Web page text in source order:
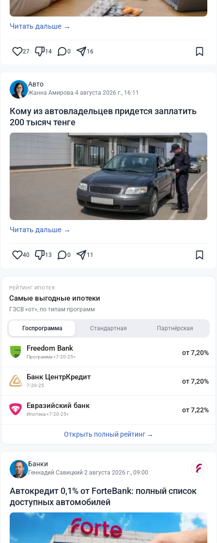
Читать дальше →
27 14 0 16
Авто
Жанна Амирова·4 августа 2026 г., 16:11
Кому из автовладельцев придется заплатить
200 тысяч тенге
Читать дальше →
40 13 0 11
РЕЙТИНГ ИПОТЕК
Самые выгодные ипотеки
ГЭСВ «от», по типам программ
Госпрограмма Стандартная Партнёрская
Freedom Bank
Программа «7-20-25»
от 7,20%
Банк ЦентрКредит
7-20-25
от 7,20%
Евразийский банк
Ипотека «7-20-25»
от 7,22%
Открыть полный рейтинг →
Банки
Геннадий Савицкий·2 августа 2026 г., 09:00
Автокредит 0,1% от ForteBank: полный список
доступных автомобилей